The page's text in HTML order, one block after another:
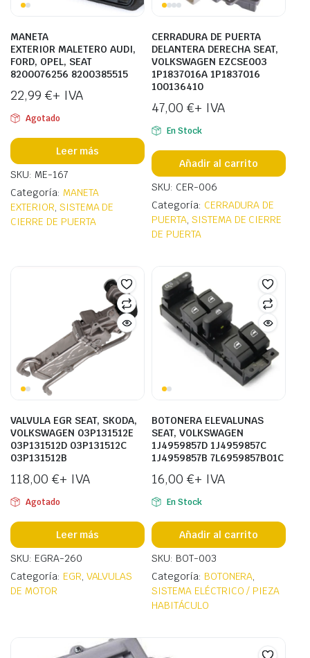
MANETA
EXTERIOR MALETERO AUDI,
FORD, OPEL, SEAT
8200076256 8200385515
22,99 €+ IVA
Agotado
Leer más
SKU: ME-167
Categoría: MANETA
EXTERIOR, SISTEMA DE
CIERRE DE PUERTA
CERRADURA DE PUERTA
DELANTERA DERECHA SEAT,
VOLKSWAGEN EZCSE003
1P1837016A 1P1837016
100136410
47,00 €+ IVA
En Stock
Añadir al carrito
SKU: CER-006
Categoría: CERRADURA DE
PUERTA, SISTEMA DE CIERRE
DE PUERTA
VALVULA EGR SEAT, SKODA,
VOLKSWAGEN 03P131512E
03P131512D 03P131512C
03P131512B
118,00 €+ IVA
Agotado
Leer más
SKU: EGRA-260
Categoría: EGR, VALVULAS
DE MOTOR
BOTONERA ELEVALUNAS
SEAT, VOLKSWAGEN
1J4959857D 1J4959857C
1J4959857B 7L6959857B01C
16,00 €+ IVA
En Stock
Añadir al carrito
SKU: BOT-003
Categoría: BOTONERA,
SISTEMA ELÉCTRICO / PIEZA
HABITÁCULO